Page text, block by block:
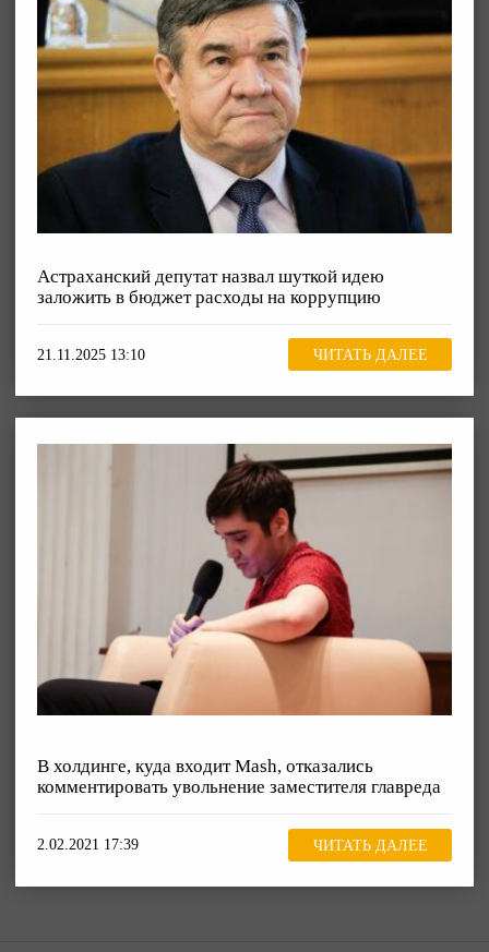
Астраханский депутат назвал шуткой идею
заложить в бюджет расходы на коррупцию
21.11.2025 13:10 ЧИТАТЬ ДАЛЕЕ
В холдинге, куда входит Mash, отказались
комментировать увольнение заместителя главреда
2.02.2021 17:39 ЧИТАТЬ ДАЛЕЕ